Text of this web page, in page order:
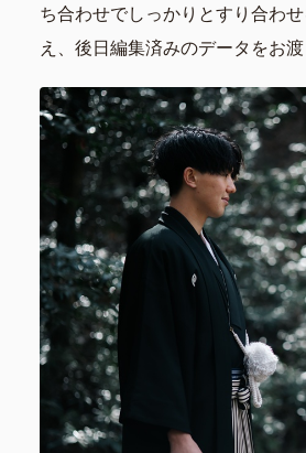
ち合わせでしっかりとすり合わ
え、後日編集済みのデータをお渡